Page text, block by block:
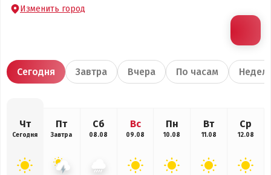
Изменить город
Сегодня Завтра Вчера По часам
Чт
Сегодня
Пт
Завтра
Сб
08.08
Вс
09.08
Пн
10.08
Вт
11.08
Ср
12.08